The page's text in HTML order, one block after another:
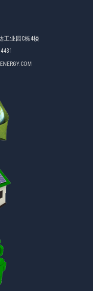
工业园C栋4楼